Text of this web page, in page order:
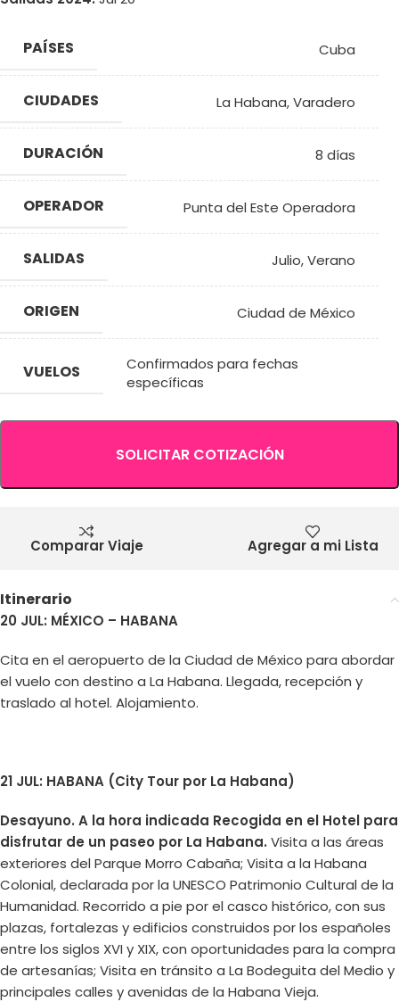
PAÍSES Cuba
CIUDADES La Habana,Varadero
DURACIÓN 8 días
OPERADOR Punta del Este Operadora
SALIDAS Julio,Verano
ORIGEN Ciudad de México
VUELOS
Confirmados para fechas
específicas
SOLICITAR COTIZACIÓN
Comparar Viaje Agregar a mi Lista
Itinerario
20 JUL: MÉXICO – HABANA
Cita en el aeropuerto de la Ciudad de México para abordar
el vuelo con destino a La Habana. Llegada, recepción y
traslado al hotel. Alojamiento.
21 JUL: HABANA (City Tour por La Habana)
Desayuno. A la hora indicada Recogida en el Hotel para
disfrutar de un paseo por La Habana. Visita a las áreas
exteriores del Parque Morro Cabaña; Visita a la Habana
Colonial, declarada por la UNESCO Patrimonio Cultural de la
Humanidad. Recorrido a pie por el casco histórico, con sus
plazas, fortalezas y edificios construidos por los españoles
entre los siglos XVI y XIX, con oportunidades para la compra
de artesanías; Visita en tránsito a La Bodeguita del Medio y
principales calles y avenidas de la Habana Vieja.